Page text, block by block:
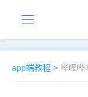
app端教程 > 哔哩哔